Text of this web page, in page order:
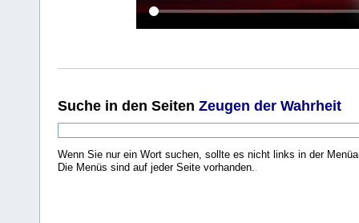
Suche in den Seiten Zeugen der Wahrheit
Wenn Sie nur ein Wort suchen, sollte es nicht links in der
Die Menüs sind auf jeder Seite vorhanden.